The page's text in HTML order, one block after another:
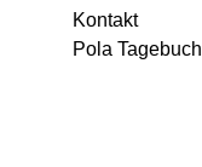
Kontakt
Pola Tagebuch